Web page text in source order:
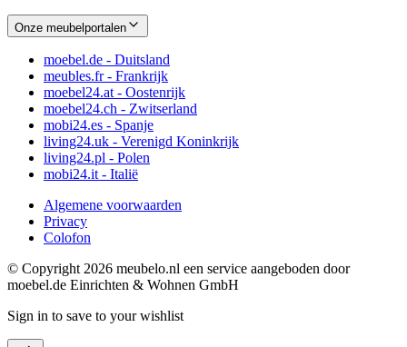
Onze meubelportalen
moebel.de - Duitsland
meubles.fr - Frankrijk
moebel24.at - Oostenrijk
moebel24.ch - Zwitserland
mobi24.es - Spanje
living24.uk - Verenigd Koninkrijk
living24.pl - Polen
mobi24.it - Italië
Algemene voorwaarden
Privacy
Colofon
© Copyright 2026 meubelo.nl een service aangeboden door
moebel.de Einrichten & Wohnen GmbH
Sign in to save to your wishlist